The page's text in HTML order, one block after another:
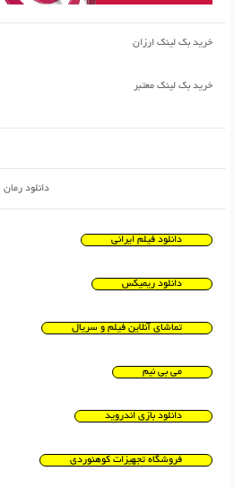
خرید بک لینک ارزان
خرید بک لینک معتبر
دانلود رمان
دانلود فیلم ایرانی
دانلود ریمیکس
تماشای آنلاین فیلم و سریال
می بی نیم
دانلود بازی اندروید
فروشگاه تجهیزات کوهنوردی